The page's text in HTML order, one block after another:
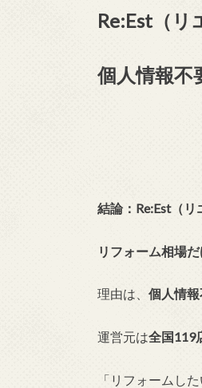
Re:Est（リ
個人情報不
結論：Re:Est（リ
リフォーム相場
理由は、 個人情
運営元は全国119
「リフォームし